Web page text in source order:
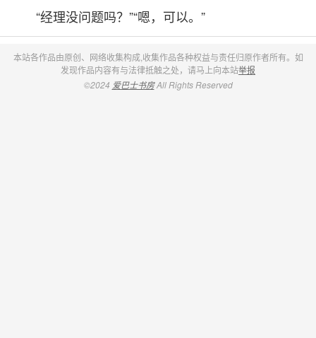
“经理没问题吗？”“嗯，可以。”
本站各作品由原创、网络收集构成,收集作品各种权益与责任归原作者所有。如
发现作品内容有与法律抵触之处，请马上向本站举报
©2024 爱巴士书房All Rights Reserved